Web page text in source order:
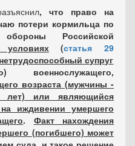
, что право на
потери кормильца по
Российской
(статья 29
нетрудоспособный супруг
военнослужащего,
возраста (мужчины -
или являющийся
иждивении умершего
. Факт нахождения
(погибшего) может